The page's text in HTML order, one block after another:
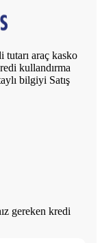
tutarı araç kasko
kullandırma
bilgiyi Satış
gereken kredi